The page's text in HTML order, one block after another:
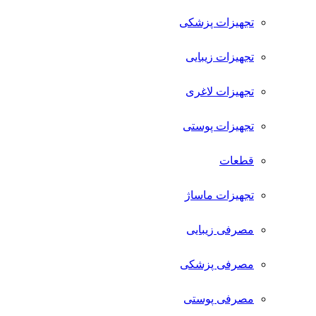
تجهیزات پزشکی
تجهیزات زیبایی
تجهیزات لاغری
تجهیزات پوستی
قطعات
تجهیزات ماساژ
مصرفی زیبایی
مصرفی پزشکی
مصرفی پوستی